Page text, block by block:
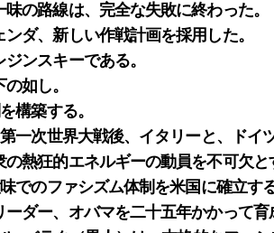
の路線は、完全な失敗に終わった。
ダ、新しい作戦計画を採用した。
ンスキーである。
如し。
築する。
次世界大戦後、イタリーと、ドイ
的エネルギーの動員を不可欠と
のファシズム体制を米国に確立す
、オバマを二十五年かかって育